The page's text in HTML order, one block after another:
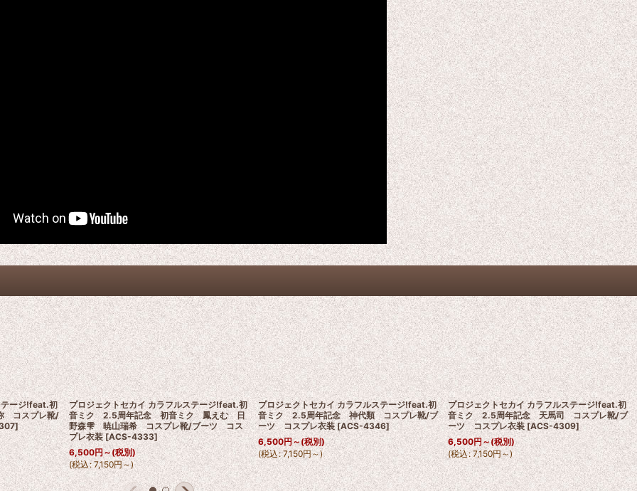
テージ!feat.初
コスプレ靴/
]
プロジェクトセカイ カラフルステージ!feat.初
音ミク 2.5周年記念 初音ミク 鳳えむ 日
野森雫 暁山瑞希 コスプレ靴/ブーツ コス
プレ衣装 [ACS-4333]
6,500円～(税別)
(税込: 7,150円～)
プロジェクトセカイ カラフルステージ!feat.初
音ミク 2.5周年記念 神代類 コスプレ靴/ブ
ーツ コスプレ衣装 [ACS-4346]
6,500円～(税別)
(税込: 7,150円～)
プロジェクトセカイ カラフルステージ!feat.初
音ミク 2.5周年記念 天馬司 コスプレ靴/ブ
ーツ コスプレ衣装 [ACS-4309]
6,500円～(税別)
(税込: 7,150円～)